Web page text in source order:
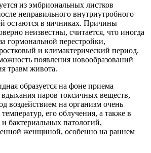
из эмбриональных листков
неправильного внутриутробного
остаются в яичниках. Причины
неизвестны, считается, что иногда
гормональной перестройки,
и климактерический период.
появления новообразований
травм живота.
образуется на фоне приема
вдыхания паров токсичных веществ,
воздействием на организм очень
его облучения, а также в
и бактериальных патологий,
женщиной, особенно на раннем